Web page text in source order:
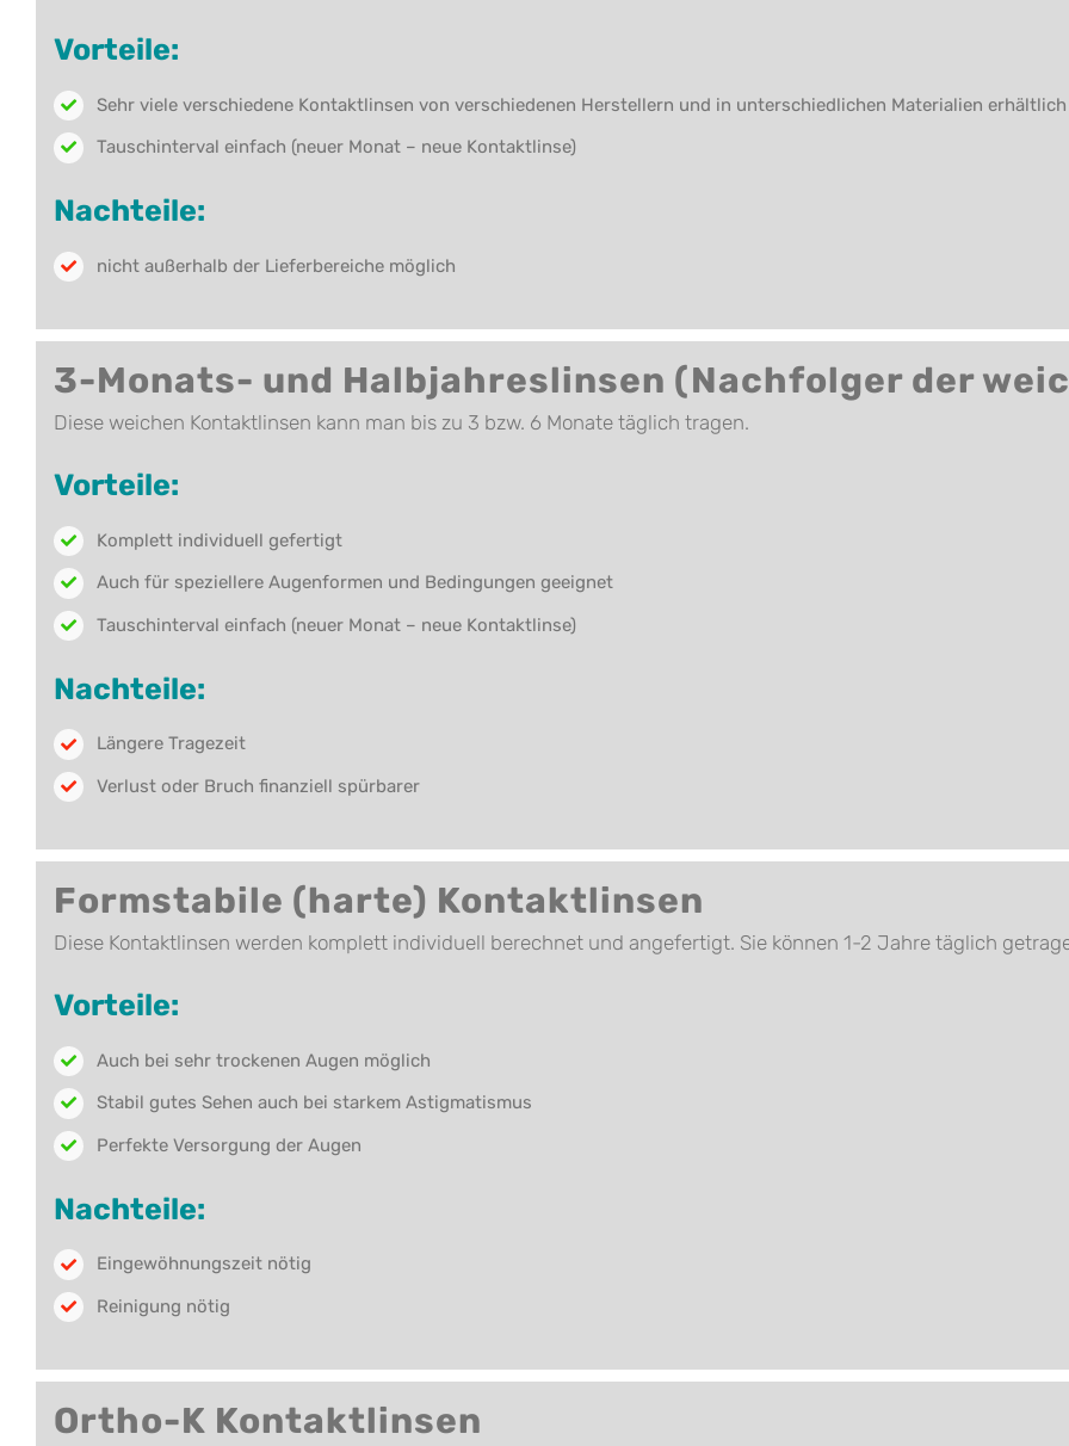
Vorteile:
Sehr viele verschiedene Kontaktlinsen von verschiedenen Herstellern und in unterschiedlichen Materialien erhältlich
Tauschinterval einfach (neuer Monat – neue Kontaktlinse)
Nachteile:
nicht außerhalb der Lieferbereiche möglich
3-Monats- und Halbjahreslinsen (Nachfolger der
Diese weichen Kontaktlinsen kann man bis zu 3 bzw. 6 Monate täglich tragen.
Vorteile:
Komplett individuell gefertigt
Auch für speziellere Augenformen und Bedingungen geeignet
Tauschinterval einfach (neuer Monat – neue Kontaktlinse)
Nachteile:
Längere Tragezeit
Verlust oder Bruch finanziell spürbarer
Formstabile (harte) Kontaktlinsen
Diese Kontaktlinsen werden komplett individuell berechnet und angefertigt. Sie können 1-2 Jahre täglich
Vorteile:
Auch bei sehr trockenen Augen möglich
Stabil gutes Sehen auch bei starkem Astigmatismus
Perfekte Versorgung der Augen
Nachteile:
Eingewöhnungszeit nötig
Reinigung nötig
Ortho-K Kontaktlinsen